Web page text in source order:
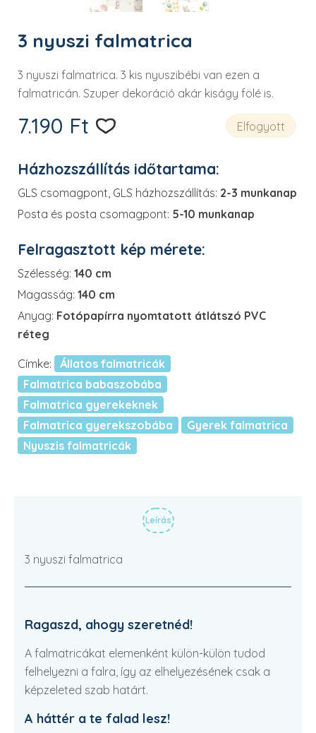
3 nyuszi falmatrica
3 nyuszi falmatrica. 3 kis nyuszibébi van ezen a
falmatricán. Szuper dekoráció akár kiságy fölé is.
7.190 Ft Elfogyott
Házhozszállítás időtartama:
GLS csomagpont, GLS házhozszállítás: 2-3 munkanap
Posta és posta csomagpont: 5-10 munkanap
Felragasztott kép mérete:
Szélesség: 140 cm
Magasság: 140 cm
Anyag: Fotópapírra nyomtatott átlátszó PVC
réteg
Címke:
Állatos falmatricák
Falmatrica babaszobába
Falmatrica gyerekeknek
Falmatrica gyerekszobába
Gyerek falmatrica
Nyuszis falmatricák
Leírás
3 nyuszi falmatrica
Ragaszd, ahogy szeretnéd!
A falmatricákat elemenként külön-külön tudod
felhelyezni a falra, így az elhelyezésének csak a
képzeleted szab határt.
A háttér a te falad lesz!